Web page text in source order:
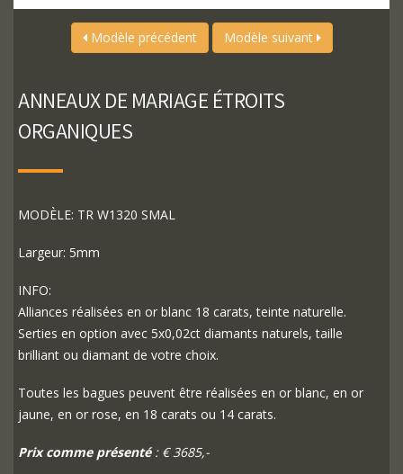
Modèle précédent Modèle suivant
ANNEAUX DE MARIAGE ÉTROITS
ORGANIQUES
MODÈLE: TR W1320 SMAL
Largeur: 5mm
INFO:
Alliances réalisées en or blanc 18 carats, teinte naturelle.
Serties en option avec 5x0,02ct diamants naturels, taille
brilliant ou diamant de votre choix.
Toutes les bagues peuvent être réalisées en or blanc, en or
jaune, en or rose, en 18 carats ou 14 carats.
Prix comme présenté: € 3685,-